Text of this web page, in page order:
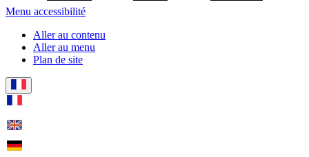
Menu accessibilité
Aller au contenu
Aller au menu
Plan de site